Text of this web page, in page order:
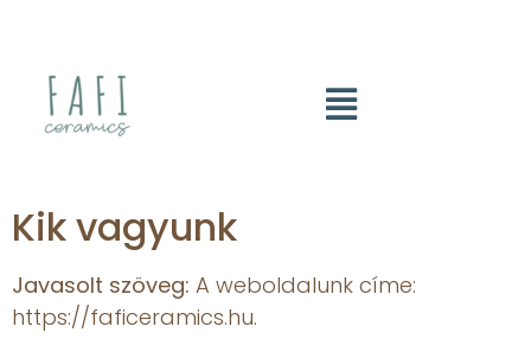
Kik vagyunk
Javasolt szöveg: A weboldalunk címe:
https://faficeramics.hu.